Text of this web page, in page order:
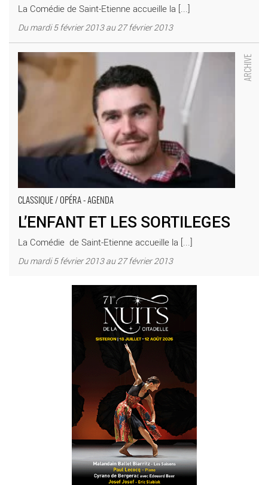
La Comédie de Saint-Etienne accueille la [...]
Du mardi 5 février 2013 au 27 février 2013
CLASSIQUE / OPÉRA - AGENDA
L’ENFANT ET LES SORTILEGES
La Comédie de Saint-Etienne accueille la [...]
Du mardi 5 février 2013 au 27 février 2013
Opéra SAINT ETIENNE Comédie de Saint-Etienne